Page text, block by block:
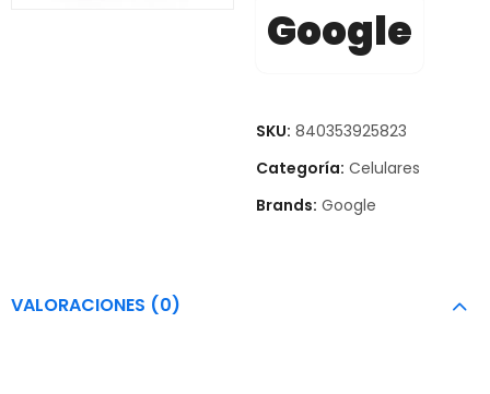
Google
SKU: 840353925823
Categoría: Celulares
Brands: Google
VALORACIONES (0)